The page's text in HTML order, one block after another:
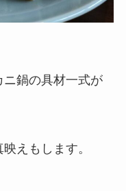
ニ鍋の具材一式が
えもします。